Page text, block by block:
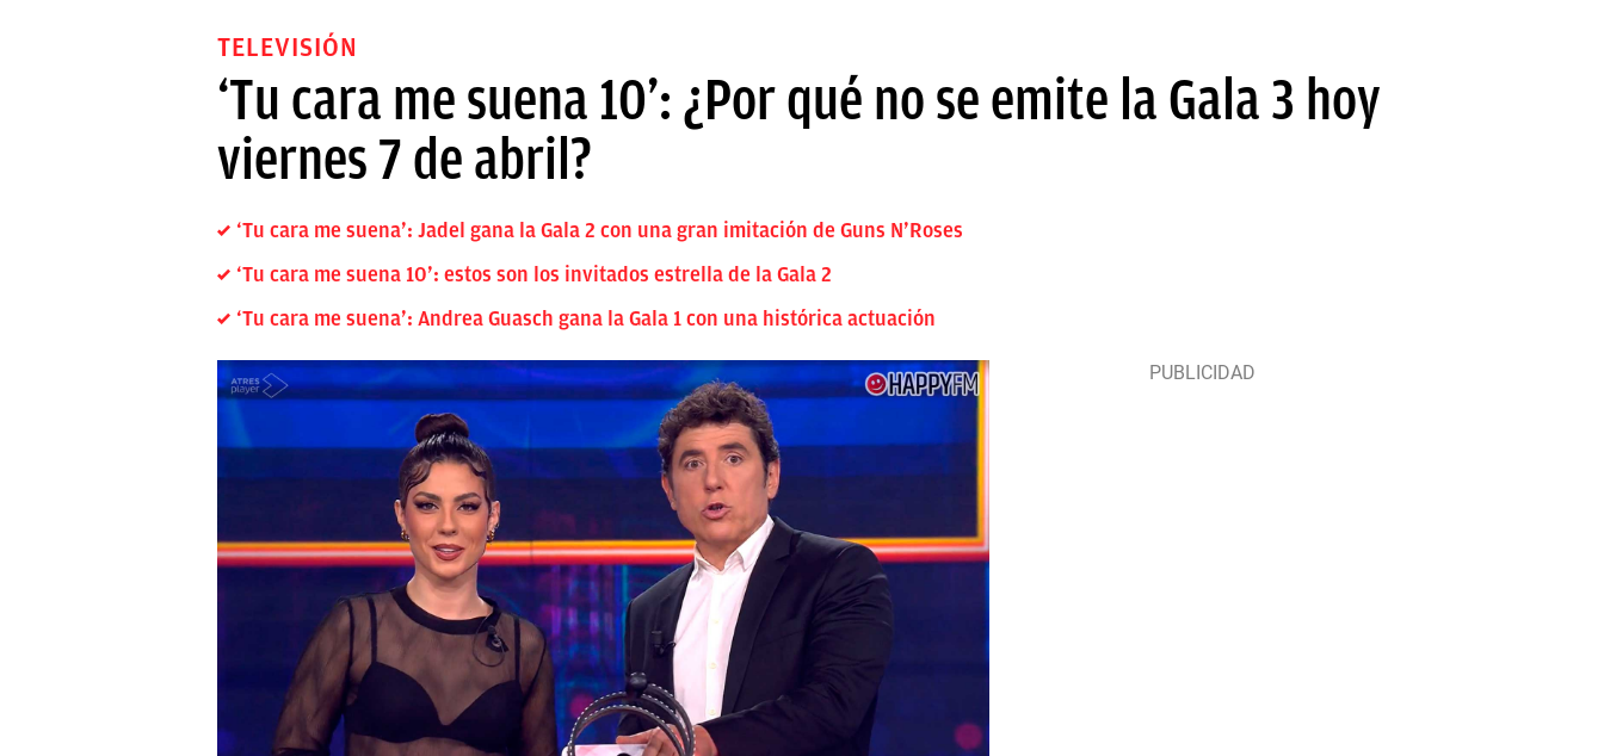
TELEVISIÓN
‘Tu cara me suena 10’: ¿Por qué no se emite la Gala 3 hoy
viernes 7 de abril?
‘Tu cara me suena’: Jadel gana la Gala 2 con una gran imitación de Guns N’Roses
‘Tu cara me suena 10’: estos son los invitados estrella de la Gala 2
‘Tu cara me suena’: Andrea Guasch gana la Gala 1 con una histórica actuación